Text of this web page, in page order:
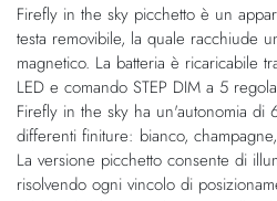
galleria
di
immagini
di
immagini
Firefly in the sky picchetto è un
testa removibile, la quale racchiude
magnetico. La batteria è ricaricabile
LED e comando STEP DIM a 5
Firefly in the sky ha un'autonomia
differenti finiture: bianco,
La versione picchetto consente di
risolvendo ogni vincolo di